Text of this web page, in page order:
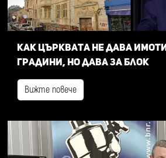
Как Църквата не дава
градини, но дава за блок
Вижте повече